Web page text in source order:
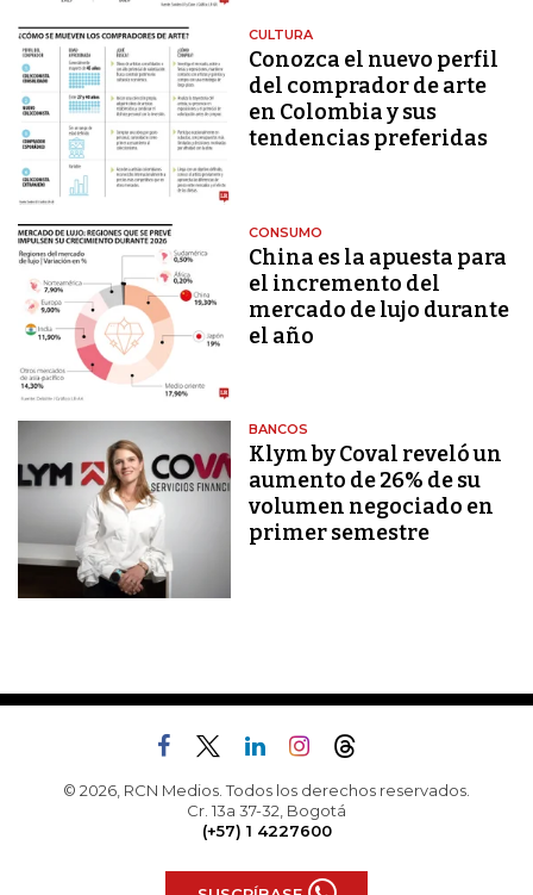
CULTURA
Conozca el nuevo perfil
del comprador de arte
en Colombia y sus
tendencias preferidas
CONSUMO
China es la apuesta para
el incremento del
mercado de lujo durante
el año
BANCOS
Klym by Coval reveló un
aumento de 26% de su
volumen negociado en
primer semestre
© 2026, RCN Medios. Todos los derechos reservados.
Cr. 13a 37-32, Bogotá
(+57) 1 4227600